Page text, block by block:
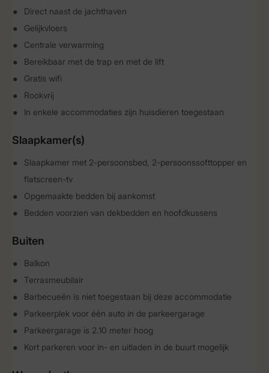
Direct naast de jachthaven
Gelijkvloers
Centrale verwarming
Bereikbaar met de trap en met de lift
Gratis wifi
Rookvrij
In enkele accommodaties zijn huisdieren toegestaan
Slaapkamer(s)
Slaapkamer met 2-persoonsbed, 2-persoonssofttopper en
flatscreen-tv
Opgemaakte bedden bij aankomst
Bedden voorzien van dekbedden en hoofdkussens
Buiten
Balkon
Terrasmeubilair
Barbecueën is niet toegestaan bij deze accommodatie
Parkeerplek voor één auto in de parkeergarage
Parkeergarage is 2.10 meter hoog
Kort parkeren voor in- en uitladen in de buurt mogelijk